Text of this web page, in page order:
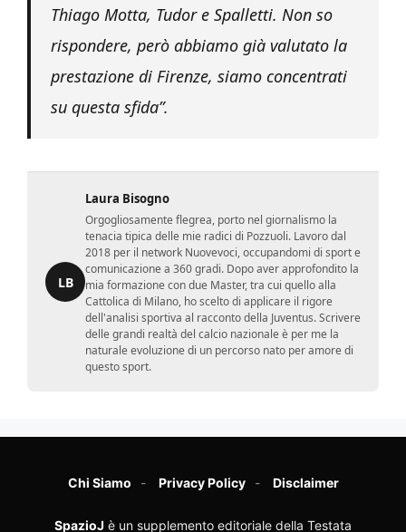
Thiago Motta, Tudor e Spalletti. Non so
rispondere, però abbiamo già valutato la
prestazione di Firenze, siamo concentrati
su questa sfida”.
LB
Laura Bisogno
Orgogliosamente flegrea, porto nel giornalismo la
tenacia tipica delle mie radici di Pozzuoli. Lavoro dal
2018 per il network Nuovevoci, occupandomi di sport e
comunicazione a 360 gradi. Dopo aver approfondito la
mia formazione con due Master, tra cui quello alla
Cattolica di Milano, ho scelto di applicare il rigore
dell'analisi sportiva al racconto della Juventus. Scrivere
delle grandi realtà del calcio nazionale è per me la
naturale evoluzione di un percorso nato per amore di
questo sport.
Chi Siamo Privacy Policy Disclaimer
SpazioJ è un supplemento editoriale della Testata